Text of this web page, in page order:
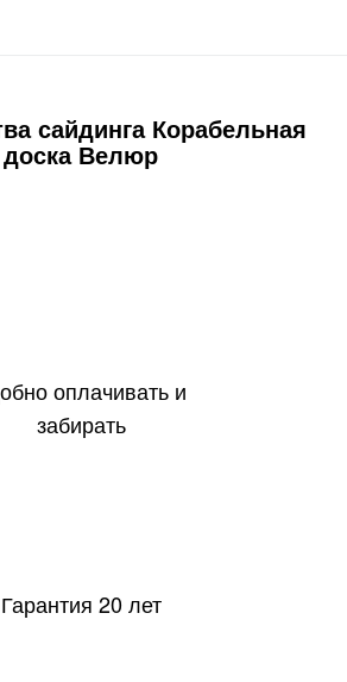
сайдинга Корабельная
доска Велюр
оплачивать и
забирать
Гарантия 20 лет